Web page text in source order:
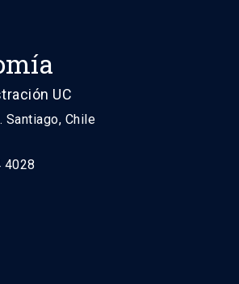
UC
Santiago, Chile
4028